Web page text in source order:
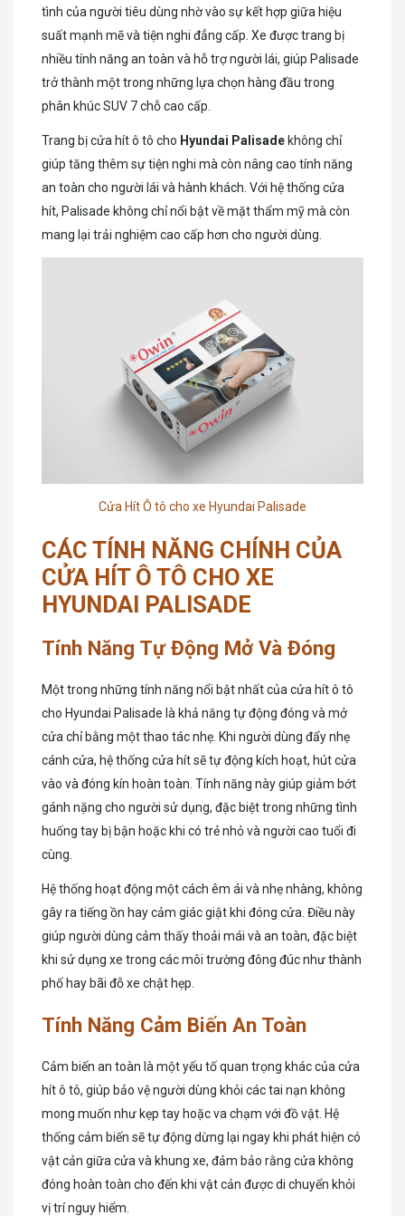
tình của người tiêu dùng nhờ vào sự kết hợp giữa hiệu
suất mạnh mẽ và tiện nghi đẳng cấp. Xe được trang bị
nhiều tính năng an toàn và hỗ trợ người lái, giúp Palisade
trở thành một trong những lựa chọn hàng đầu trong
phân khúc SUV 7 chỗ cao cấp.
Trang bị cửa hít ô tô cho Hyundai Palisade không chỉ
giúp tăng thêm sự tiện nghi mà còn nâng cao tính năng
an toàn cho người lái và hành khách. Với hệ thống cửa
hít, Palisade không chỉ nổi bật về mặt thẩm mỹ mà còn
mang lại trải nghiệm cao cấp hơn cho người dùng.
Cửa Hít Ô tô cho xe Hyundai Palisade
CÁC TÍNH NĂNG CHÍNH CỦA
CỬA HÍT Ô TÔ CHO XE
HYUNDAI PALISADE
Tính Năng Tự Động Mở Và Đóng
Một trong những tính năng nổi bật nhất của cửa hít ô tô
cho Hyundai Palisade là khả năng tự động đóng và mở
cửa chỉ bằng một thao tác nhẹ. Khi người dùng đẩy nhẹ
cánh cửa, hệ thống cửa hít sẽ tự động kích hoạt, hút cửa
vào và đóng kín hoàn toàn. Tính năng này giúp giảm bớt
gánh nặng cho người sử dụng, đặc biệt trong những tình
huống tay bị bận hoặc khi có trẻ nhỏ và người cao tuổi đi
cùng.
Hệ thống hoạt động một cách êm ái và nhẹ nhàng, không
gây ra tiếng ồn hay cảm giác giật khi đóng cửa. Điều này
giúp người dùng cảm thấy thoải mái và an toàn, đặc biệt
khi sử dụng xe trong các môi trường đông đúc như thành
phố hay bãi đỗ xe chật hẹp.
Tính Năng Cảm Biến An Toàn
Cảm biến an toàn là một yếu tố quan trọng khác của cửa
hít ô tô, giúp bảo vệ người dùng khỏi các tai nạn không
mong muốn như kẹp tay hoặc va chạm với đồ vật. Hệ
thống cảm biến sẽ tự động dừng lại ngay khi phát hiện có
vật cản giữa cửa và khung xe, đảm bảo rằng cửa không
đóng hoàn toàn cho đến khi vật cản được di chuyển khỏi
vị trí nguy hiểm.